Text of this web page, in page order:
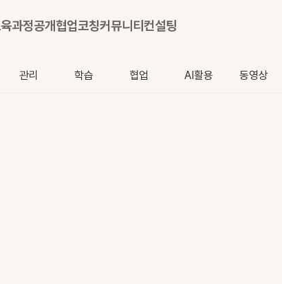
과정공개협업코칭커뮤니티컨설팅
관리 학습 협업 AI활용 동영상